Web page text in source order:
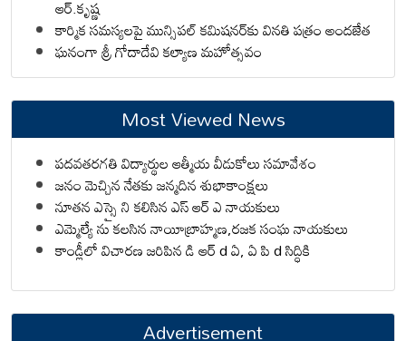
ఆర్.కృష్ణ
కార్మిక సమస్యలపై మున్సిపల్ కమిషనర్‌కు వినతి పత్రం అందజేత
ఘనంగా శ్రీ గోదాదేవి కల్యాణ మహోత్సవం
Most Viewed News
పదవతరగతి విద్యార్థుల ఆత్మీయ వీడుకోలు సమావేశం
జనం మెచ్చిన నేతకు జన్మదిన శుభాకాంక్షలు
నూతన ఎస్సై ని కలిసిన ఎస్ ఆర్ ఎ నాయకులు
ఎమ్మెల్యే ను కలసిన నాయీబ్రాహ్మణ,రజక సంఘ నాయకులు
కాండ్లీలో విచారణ జరిపిన డి ఆర్ d ఏ, ఏ పి d సిద్ధికి
Advertisement